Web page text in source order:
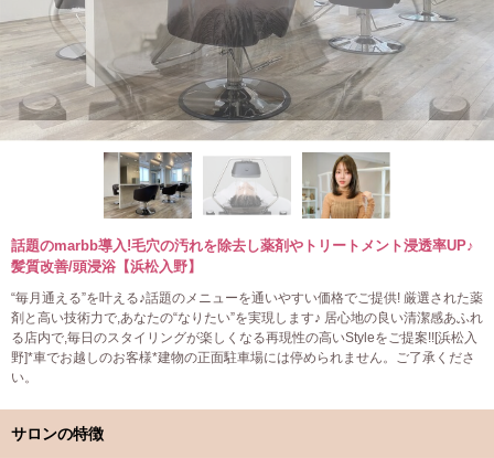
話題のmarbb導入!毛穴の汚れを除去し薬剤やトリートメント浸透率UP♪
髪質改善/頭浸浴【浜松入野】
“毎月通える”を叶える♪話題のメニューを通いやすい価格でご提供! 厳選された薬
剤と高い技術力で,あなたの“なりたい”を実現します♪ 居心地の良い清潔感あふれ
る店内で,毎日のスタイリングが楽しくなる再現性の高いStyleをご提案!![浜松入
野]*車でお越しのお客様*建物の正面駐車場には停められません。ご了承くださ
い。
サロンの特徴